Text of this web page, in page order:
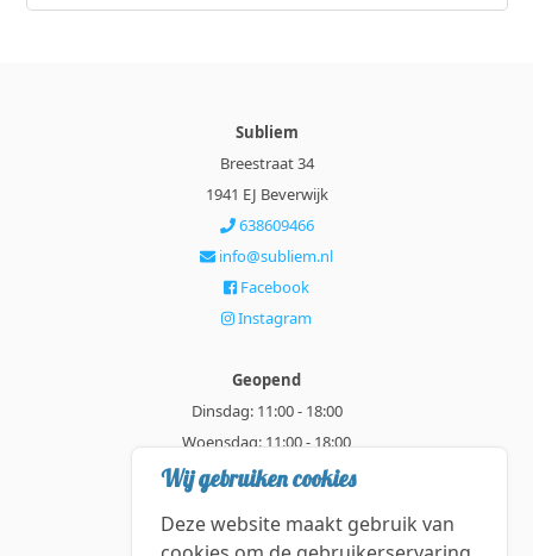
Subliem
Breestraat 34
1941 EJ Beverwijk
638609466
info@subliem.nl
Facebook
Instagram
Geopend
Dinsdag: 11:00 - 18:00
Woensdag: 11:00 - 18:00
Donderdag: 11:00 - 21:00
Zaterdag: 11:00 - 18:00
Wij gebruiken cookies
Deze website maakt gebruik van